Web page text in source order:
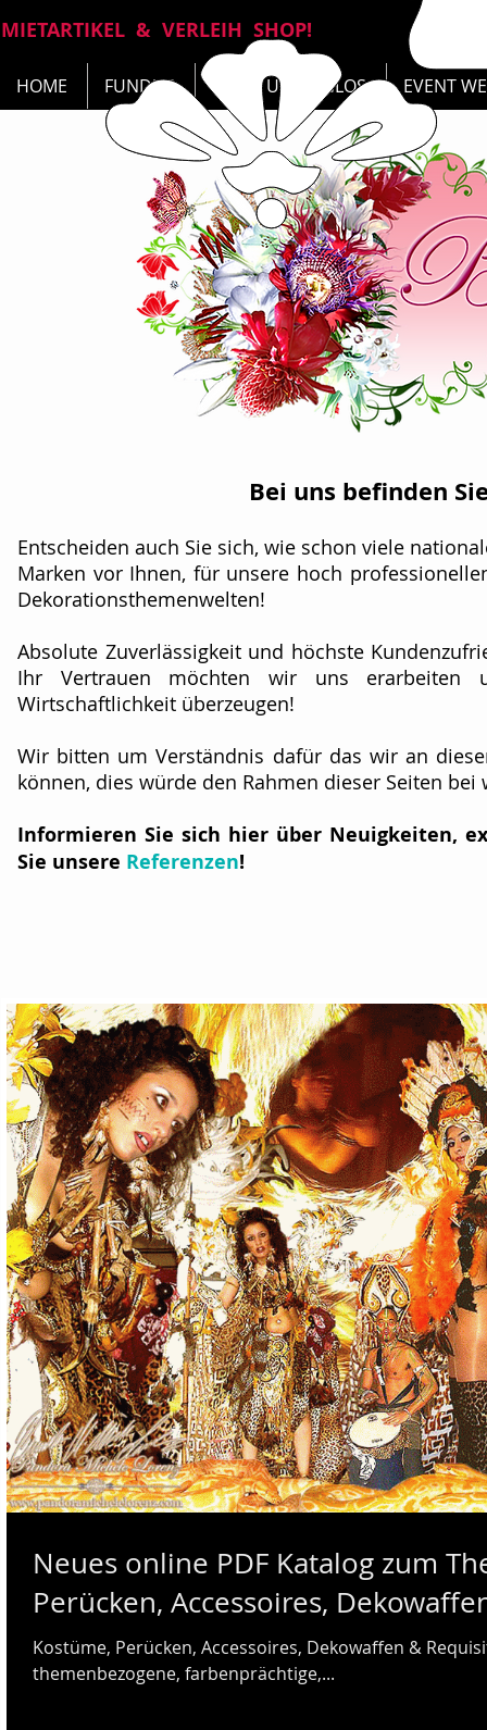
Bei uns befinden
Entscheiden auch Sie sich, wie schon viele
Marken vor Ihnen, für unsere hoch
Dekorationsthemenwelten!
Absolute Zuverlässigkeit und höchste
Ihr Vertrauen möchten wir uns erarbeiten
Wirtschaftlichkeit überzeugen!
Wir bitten um Verständnis dafür das wir an
können, dies würde den Rahmen dieser Seiten bei
Informieren Sie sich hier über Neuigkeiten,
Sie unsere Referenzen!
Neues online PDF Katalog zum
Perücken, Accessoires,
Kostüme, Perücken, Accessoires, Dekowaffen & Requisiten! Wir bieten eine Vielzahl an
themenbezogene, farbenprächtige,...
MIETARTIKEL & VERLEIH SHOP!
HOME FUNDUS RUND UM SOGLOS EVENT